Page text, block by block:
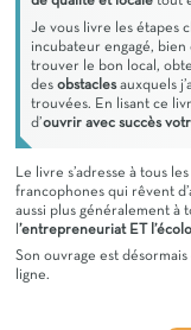
Je vous livre les étapes
incubateur engagé, bien
trouver le bon local,
des obstaclesauxquels
trouvées. En lisant ce
d’ouvrir avec succès
Le livre s’adresse à tous
francophones qui rêvent
aussi plus généralement à
’entrepreneuriat ET
Son ouvrage est
ligne.